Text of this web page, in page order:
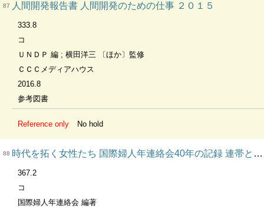
87 人間開発報告書 人間開発のための仕事 ２０１５
333.8
コ
ＵＮＤＰ 編 ; 横田洋三 〔ほか〕監修
ＣＣＣメディアハウス
2016.8
参考図書
Reference only No hold
88 時代を拓く女性たち 国際婦人年連絡会40年の記録 連帯と行動 Part2
367.2
コ
国際婦人年連絡会 編著